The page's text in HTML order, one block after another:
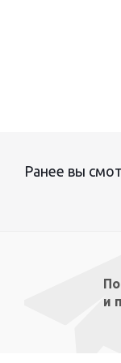
Ранее вы
и